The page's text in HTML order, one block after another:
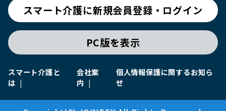
スマート介護に新規会員登録・ログイン
PC版を表示
スマート介護と
は
会社案
内
個人情報保護に関するお知ら
せ